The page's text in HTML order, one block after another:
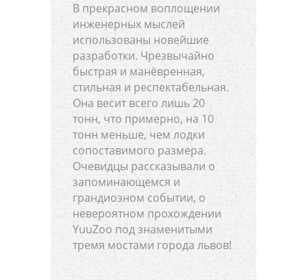
В прекрасном воплощении
инженерных мыслей
использованы новейшие
разработки. Чрезвычайно
быстрая и манёвренная,
стильная и респектабельная.
Она весит всего лишь 20
тонн, что примерно, на 10
тонн меньше, чем лодки
сопоставимого размера.
Очевидцы рассказывали о
запоминающемся и
грандиозном событии, о
невероятном прохождении
YuuZoo под знаменитыми
тремя мостами города львов!